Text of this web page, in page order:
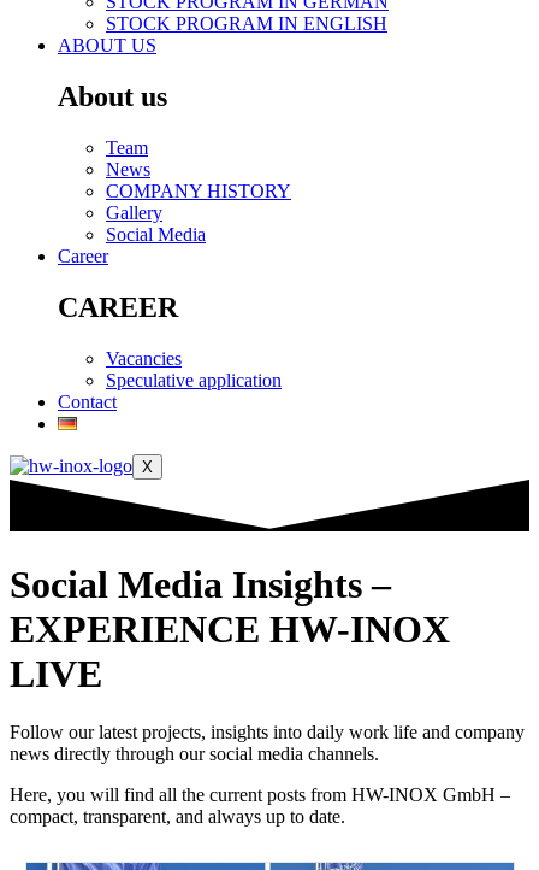
STOCK PROGRAM IN ENGLISH
ABOUT US
About us
Team
News
COMPANY HISTORY
Gallery
Social Media
Career
CAREER
Vacancies
Speculative application
Contact
X
Social Media Insights –
EXPERIENCE HW-INOX
LIVE
Follow our latest projects, insights into daily work life and company
news directly through our social media channels.
Here, you will find all the current posts from HW-INOX GmbH –
compact, transparent, and always up to date.